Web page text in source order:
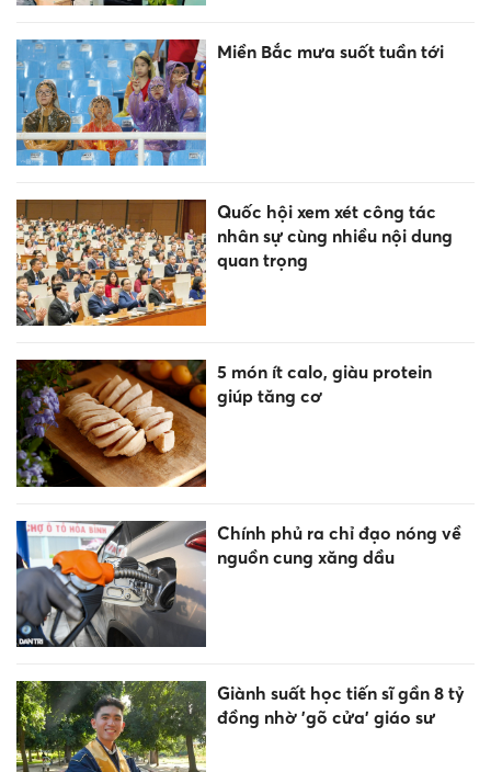
Miền Bắc mưa suốt tuần tới
Quốc hội xem xét công tác
nhân sự cùng nhiều nội dung
quan trọng
5 món ít calo, giàu protein
giúp tăng cơ
Chính phủ ra chỉ đạo nóng về
nguồn cung xăng dầu
Giành suất học tiến sĩ gần 8 tỷ
đồng nhờ 'gõ cửa' giáo sư